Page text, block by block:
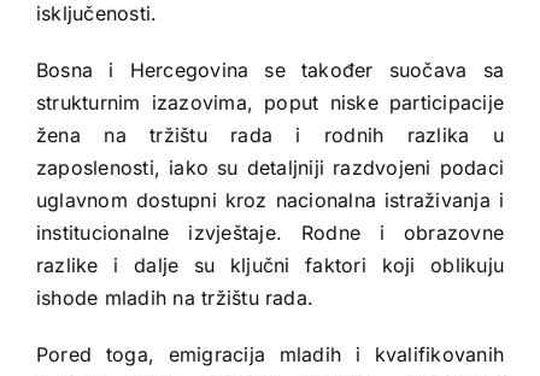
isključenosti.
Bosna i Hercegovina se također suočava sa
strukturnim izazovima, poput niske participacije
žena na tržištu rada i rodnih razlika u
zaposlenosti, iako su detaljniji razdvojeni podaci
uglavnom dostupni kroz nacionalna istraživanja i
institucionalne izvještaje. Rodne i obrazovne
razlike i dalje su ključni faktori koji oblikuju
ishode mladih na tržištu rada.
Pored toga, emigracija mladih i kvalifikovanih